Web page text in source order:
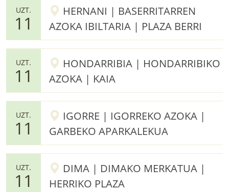
UZT.
11
HERNANI | BASERRITARREN
AZOKA IBILTARIA | PLAZA BERRI
UZT.
11
HONDARRIBIA | HONDARRIBIKO
AZOKA | KAIA
UZT.
11
IGORRE | IGORREKO AZOKA |
GARBEKO APARKALEKUA
UZT.
11
DIMA | DIMAKO MERKATUA |
HERRIKO PLAZA